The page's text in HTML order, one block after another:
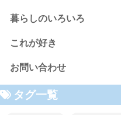
暮らしのいろいろ
これが好き
お問い合わせ
タグ一覧